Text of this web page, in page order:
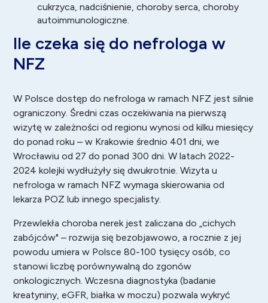
cukrzyca, nadciśnienie, choroby serca, choroby
autoimmunologiczne.
Ile czeka się do nefrologa w
NFZ
W Polsce dostęp do nefrologa w ramach NFZ jest silnie
ograniczony. Średni czas oczekiwania na pierwszą
wizytę w zależności od regionu wynosi od kilku miesięcy
do ponad roku – w Krakowie średnio 401 dni, we
Wrocławiu od 27 do ponad 300 dni. W latach 2022-
2024 kolejki wydłużyły się dwukrotnie. Wizyta u
nefrologa w ramach NFZ wymaga skierowania od
lekarza POZ lub innego specjalisty.
Przewlekła choroba nerek jest zaliczana do „cichych
zabójców" – rozwija się bezobjawowo, a rocznie z jej
powodu umiera w Polsce 80-100 tysięcy osób, co
stanowi liczbę porównywalną do zgonów
onkologicznych. Wczesna diagnostyka (badanie
kreatyniny, eGFR, białka w moczu) pozwala wykryć